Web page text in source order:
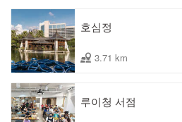
호심정
3.71 km
루이청 서점